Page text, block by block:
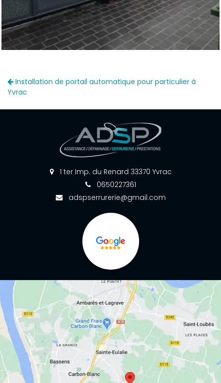
Installation de portail automatique pour particulier à
Yvrac
1 ter Imp. du Renard 33370 Yvrac
0650227361
adspserrurerie@gmail.com